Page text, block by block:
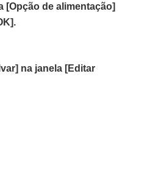
[Opção de alimentação]
na janela [Editar